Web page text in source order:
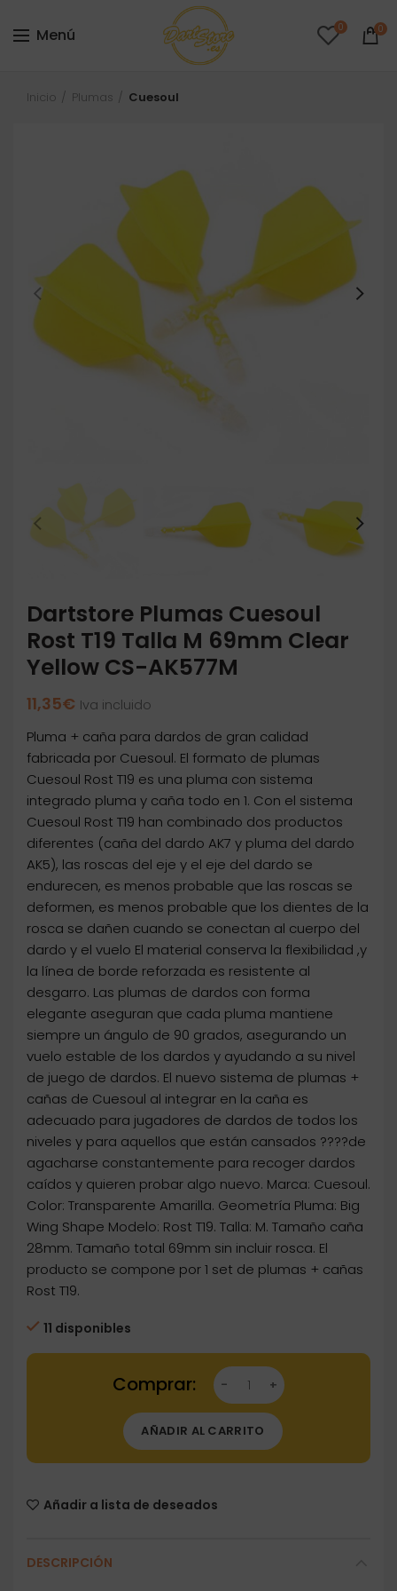
Menú 0 0
Inicio Plumas Cuesoul
Dartstore Plumas Cuesoul
Rost T19 Talla M 69mm Clear
Yellow CS-AK577M
11,35€ Iva incluido
Pluma + caña para dardos de gran calidad
fabricada por Cuesoul. El formato de plumas
Cuesoul Rost T19 es una pluma con sistema
integrado pluma y caña todo en 1. Con el sistema
Cuesoul Rost T19 han combinado dos productos
diferentes (caña del dardo AK7 y pluma del dardo
AK5), las roscas del eje y el eje del dardo se
endurecen, es menos probable que las roscas se
deformen, es menos probable que los dientes de la
rosca se dañen cuando se conectan al cuerpo del
dardo y el vuelo El material conserva la flexibilidad ,y
la línea de borde reforzada es resistente al
desgarro. Las plumas de dardos con forma
elegante aseguran que cada pluma mantiene
siempre un ángulo de 90 grados, asegurando un
vuelo estable de los dardos y ayudando a su nivel
de juego de dardos. El nuevo sistema de plumas +
cañas de Cuesoul al integrar en la caña es
adecuado para jugadores de dardos de todos los
niveles y para aquellos que están cansados ????de
agacharse constantemente para recoger dardos
caídos y quieren probar algo nuevo. Marca: Cuesoul.
Color: Transparente Amarilla. Geometría Pluma: Big
Wing Shape Modelo: Rost T19. Talla: M. Tamaño caña
28mm. Tamaño total 69mm sin incluir rosca. El
producto se compone por 1 set de plumas + cañas
Rost T19.
11 disponibles
Dartstore Plumas Cuesoul Rost T19 Talla M
AÑADIR AL CARRITO
Añadir a lista de deseados
DESCRIPCIÓN